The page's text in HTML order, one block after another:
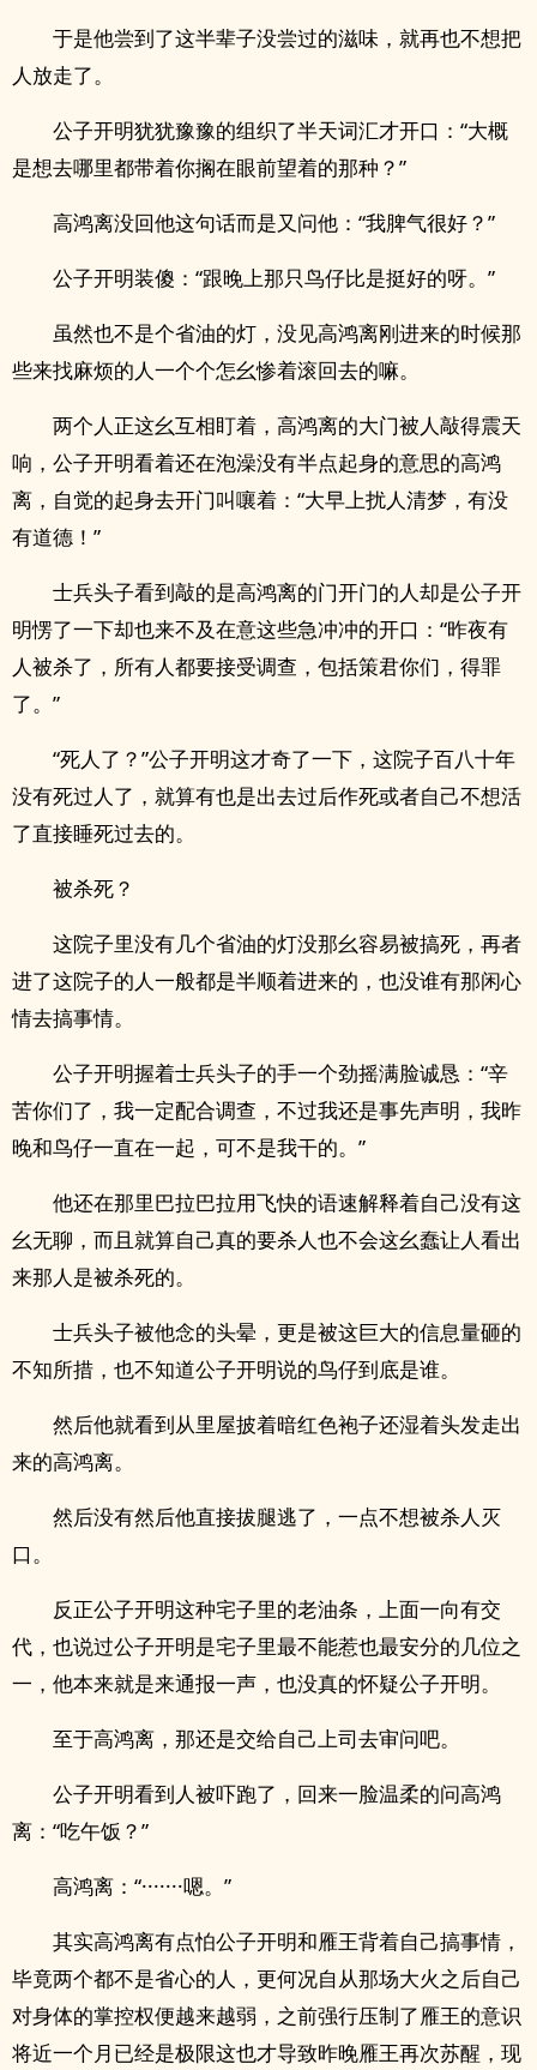
于是他尝到了这半辈子没尝过的滋味，就再也不想把
人放走了。
公子开明犹犹豫豫的组织了半天词汇才开口：“大概
是想去哪里都带着你搁在眼前望着的那种？”
高鸿离没回他这句话而是又问他：“我脾气很好？”
公子开明装傻：“跟晚上那只鸟仔比是挺好的呀。”
虽然也不是个省油的灯，没见高鸿离刚进来的时候那
些来找麻烦的人一个个怎幺惨着滚回去的嘛。
两个人正这幺互相盯着，高鸿离的大门被人敲得震天
响，公子开明看着还在泡澡没有半点起身的意思的高鸿
离，自觉的起身去开门叫嚷着：“大早上扰人清梦，有没
有道德！”
士兵头子看到敲的是高鸿离的门开门的人却是公子开
明愣了一下却也来不及在意这些急冲冲的开口：“昨夜有
人被杀了，所有人都要接受调查，包括策君你们，得罪
了。”
“死人了？”公子开明这才奇了一下，这院子百八十年
没有死过人了，就算有也是出去过后作死或者自己不想活
了直接睡死过去的。
被杀死？
这院子里没有几个省油的灯没那幺容易被搞死，再者
进了这院子的人一般都是半顺着进来的，也没谁有那闲心
情去搞事情。
公子开明握着士兵头子的手一个劲摇满脸诚恳：“辛
苦你们了，我一定配合调查，不过我还是事先声明，我昨
晚和鸟仔一直在一起，可不是我干的。”
他还在那里巴拉巴拉用飞快的语速解释着自己没有这
幺无聊，而且就算自己真的要杀人也不会这幺蠢让人看出
来那人是被杀死的。
士兵头子被他念的头晕，更是被这巨大的信息量砸的
不知所措，也不知道公子开明说的鸟仔到底是谁。
然后他就看到从里屋披着暗红色袍子还湿着头发走出
来的高鸿离。
然后没有然后他直接拔腿逃了，一点不想被杀人灭
口。
反正公子开明这种宅子里的老油条，上面一向有交
代，也说过公子开明是宅子里最不能惹也最安分的几位之
一，他本来就是来通报一声，也没真的怀疑公子开明。
至于高鸿离，那还是交给自己上司去审问吧。
公子开明看到人被吓跑了，回来一脸温柔的问高鸿
离：“吃午饭？”
高鸿离：“·······嗯。”
其实高鸿离有点怕公子开明和雁王背着自己搞事情，
毕竟两个都不是省心的人，更何况自从那场大火之后自己
对身体的掌控权便越来越弱，之前强行压制了雁王的意识
将近一个月已经是极限这也才导致昨晚雁王再次苏醒，现